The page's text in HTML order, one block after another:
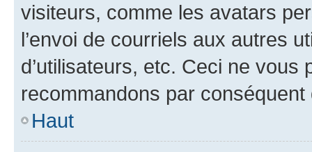
visiteurs, comme les avatars
l’envoi de courriels aux autres
d’utilisateurs, etc. Ceci ne vous
recommandons par conséquent
Haut